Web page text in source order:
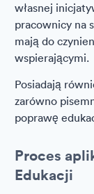
własnej
pracownicy na
mają do
wspierającymi.
Posiadają
zarówno
poprawę
Proces
Edukacji